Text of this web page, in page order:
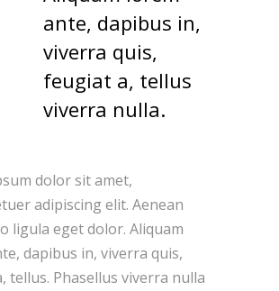
ante, dapibus in,
viverra quis,
feugiat a, tellus
viverra nulla.
dolor sit amet,
adipiscing elit. Aenean
ligula eget dolor. Aliquam
dapibus in, viverra quis,
tellus. Phasellus viverra nulla